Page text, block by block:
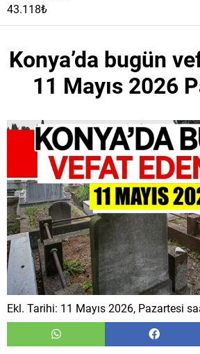
43.118₺
Konya’da bugün
11 Mayıs 2026
Ekl. Tarihi: 11 Mayıs 2026, Pazartesi